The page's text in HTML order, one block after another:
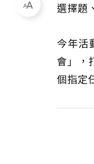
選擇題
今年活
會」，
個指定